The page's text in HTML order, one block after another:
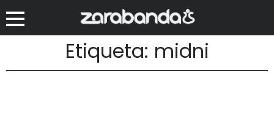
Etiqueta: midni